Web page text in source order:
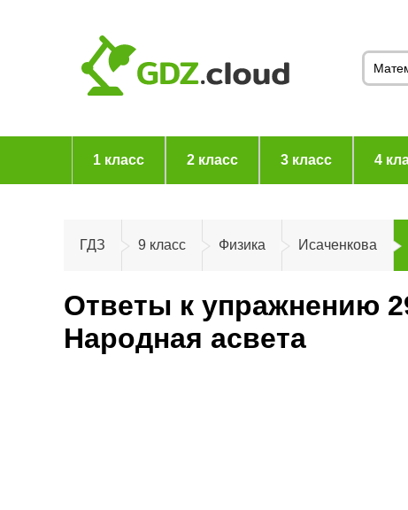
1 класс 2 класс 3 класс 4
ГДЗ 9 класс Физика Исаченкова
Ответы к упражнению
Народная асвета